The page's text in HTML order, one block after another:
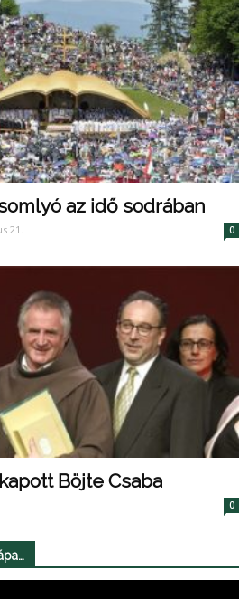
az idő sodrában
21. 0
Böjte Csaba
0